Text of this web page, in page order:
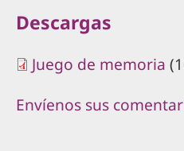
Descargas
Juego de memoria
Envíenos sus